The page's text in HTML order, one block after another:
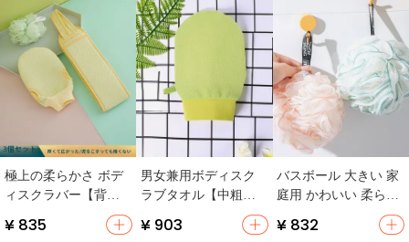
極上の柔らかさ ボデ
ィスクラバー【背中
用・家庭用】（セッ
¥ 835
男女兼用ボディスク
ラブタオル【中粗
¥ 903
バスボール 大きい 家
庭用 かわいい 柔らか
¥ 832